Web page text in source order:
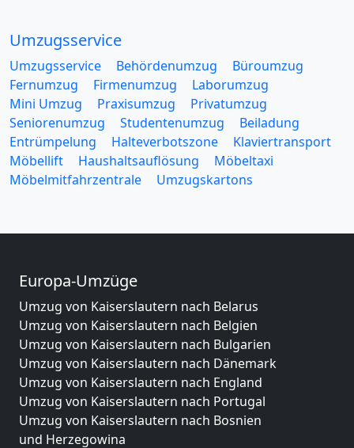
Umzugsservice
Umzugsservice Behördenumzug
Büroumzug
Fernumzug
Firmenumzug
Laborumzug
Mini Umzug
Praxisumzug
Privatumzug
Seniorenumzug
Studentenumzug
Beiladung
Entrümpelung
Halteverbotszone
Klaviertransport
Möbellift
Haushaltsauflösung
Möbeltaxi
Möbelmitfahrzentrale
Umzugskartons
Europa-Umzüge
Umzug von Kaiserslautern nach Belarus
Umzug von Kaiserslautern nach Belgien
Umzug von Kaiserslautern nach Bulgarien
Umzug von Kaiserslautern nach Dänemark
Umzug von Kaiserslautern nach England
Umzug von Kaiserslautern nach Portugal
Umzug von Kaiserslautern nach Bosnien
und Herzegowina